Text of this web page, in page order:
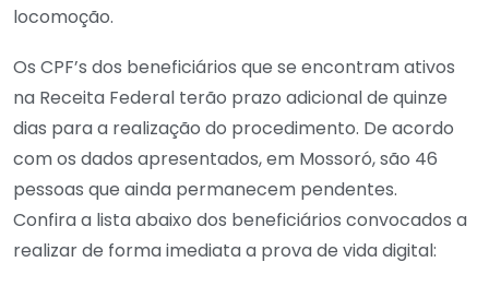
locomoção.
Os CPF’s dos beneficiários que se encontram ativos
na Receita Federal terão prazo adicional de quinze
dias para a realização do procedimento. De acordo
com os dados apresentados, em Mossoró, são 46
pessoas que ainda permanecem pendentes.
Confira a lista abaixo dos beneficiários convocados a
realizar de forma imediata a prova de vida digital: